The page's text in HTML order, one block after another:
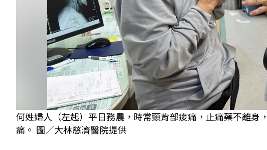
何姓婦人（左起）平日務農，時常頸背部痠痛，止痛藥不離
痛。 圖／大林慈濟醫院提供